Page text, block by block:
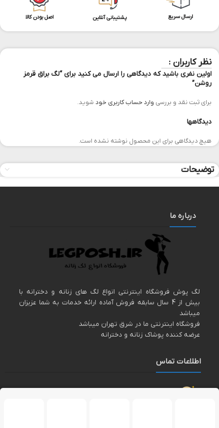
ارسال سریع پشتیبانی آنلاین اصل بودن کالا
نظر کاربران :
دیدگاهها
هیچ دیدگاهی برای این محصول نوشته نشده است.
اولین نفری باشید که دیدگاهی را ارسال می کنید برای “لگ براق قرمز
روشن”
برای ثبت نقد و بررسی وارد حساب کاربری خود شوید.
توضیحات
درباره ما
لگ پوش فروشگاه اینترنتی انواع لگ های زنانه و دخترانه با
بیش از 4 سال سابقه فروش آماده ارائه خدمات به شما عزیزان
میباشد
فروشگاه اینترنتی ما در شرق تهران میباشد
عرضه کننده پوشاک زنانه و دخترانه
اطلاعات تماس